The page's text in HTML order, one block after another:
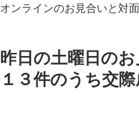
オンラインのお見合いと対
昨日の土曜日のお
１３件のうち交